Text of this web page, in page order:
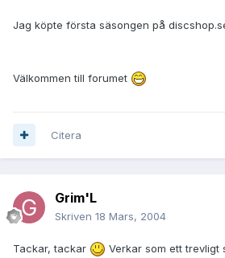
Jag köpte första säsongen på
Välkommen till forumet
Citera
Grim'L
Skriven 18 Mars, 2004
Tackar, tackar Verkar som ett trevligt